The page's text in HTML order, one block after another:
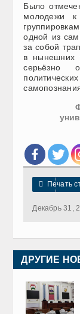
Было
молодежи к
одной из
за собой
в нынешних
серьёзно
 Печать
Декабрь 31,
ДРУГИЕ